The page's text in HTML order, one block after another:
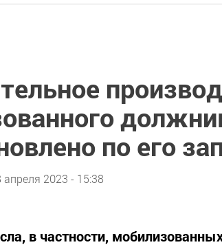
по его
апреля 2023 - 15:38
в частности,